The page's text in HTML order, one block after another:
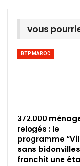
vous
BTP MAROC
372.000
relogés : le
programme
sans
franchit une